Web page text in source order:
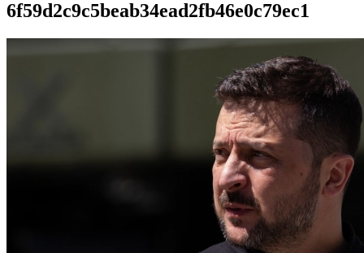
6f59d2c9c5beab34ead2fb46e0c79ec1